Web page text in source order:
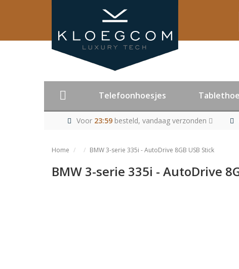
Telefoonhoesjes
Voor 23:59besteld, vandaag verzonden
Home BMW 3-serie 335i - AutoDrive 8GB USB Stick
BMW 3-serie 335i - AutoDrive